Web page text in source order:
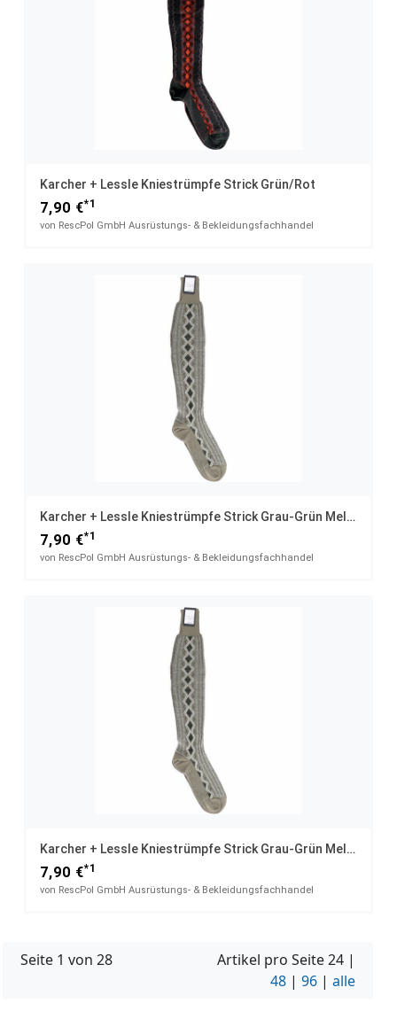
Karcher + Lessle Kniestrümpfe Strick Grün/rot
7,90 €*1
von RescPol GmbH Ausrüstungs- & Bekleidungsfachhandel
Karcher + Lessle Kniestrümpfe Strick Grau-Grün Meliert UK 11,5 / 43
7,90 €*1
von RescPol GmbH Ausrüstungs- & Bekleidungsfachhandel
Karcher + Lessle Kniestrümpfe Strick Grau-Grün Meliert UK 12,5 / 45
7,90 €*1
von RescPol GmbH Ausrüstungs- & Bekleidungsfachhandel
Seite 1 von 28 Artikel pro Seite24 |
48 | 96 | alle